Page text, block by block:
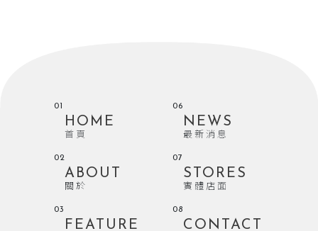
01
HOME
首頁
02
ABOUT
關於
03
FEATURE
06
NEWS
最新消息
07
STORES
實體店面
08
CONTACT